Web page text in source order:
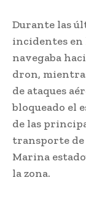
Durante las
incidentes en
navegaba
dron,
de ataques
bloqueado el
de las
transporte
Marina
la zona.